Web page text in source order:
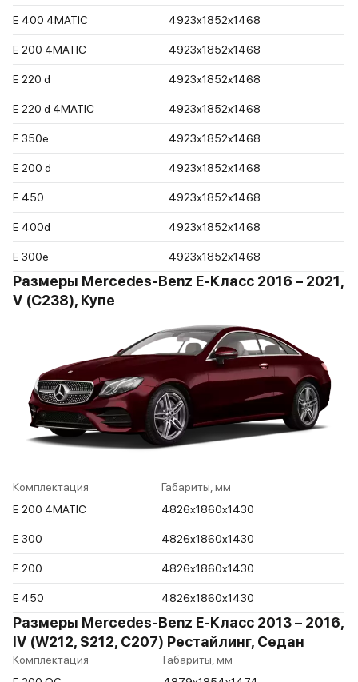
E 400 4MATIC 4923x1852x1468
E 200 4MATIC 4923x1852x1468
E 220 d 4923x1852x1468
E 220 d 4MATIC 4923x1852x1468
E 350e 4923x1852x1468
E 200 d 4923x1852x1468
E 450 4923x1852x1468
E 400d 4923x1852x1468
E 300e 4923x1852x1468
Размеры Mercedes-Benz E-Класс 2016 – 2021,
V (C238), Купе
Комплектация
Габариты, мм
E 200 4MATIC
4826x1860x1430
E 300 4826x1860x1430
E 200 4826x1860x1430
E 450 4826x1860x1430
Размеры Mercedes-Benz E-Класс 2013 – 2016,
IV (W212, S212, C207) Рестайлинг, Седан
Комплектация
Габариты, мм